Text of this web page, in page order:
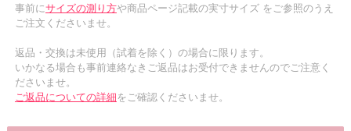
事前にサイズの測り方や商品ページ記載の実寸サイズ をご参照のうえ
ご注文くださいませ。
返品・交換は未使用（試着を除く）の場合に限ります。
いかなる場合も事前連絡なきご返品はお受付できませんのでご注意く
ださいませ。
ご返品についての詳細をご確認くださいませ。